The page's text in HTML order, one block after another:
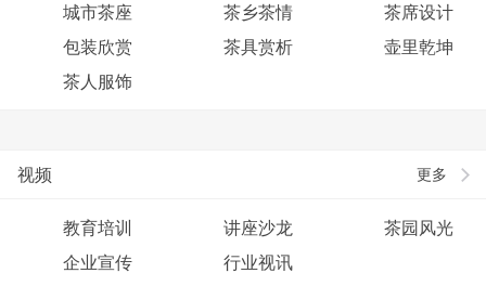
城市茶座
茶乡茶情
茶席设计
包装欣赏
茶具赏析
壶里乾坤
茶人服饰
更多
视频
教育培训 讲座沙龙
茶园风光
企业宣传
行业视讯